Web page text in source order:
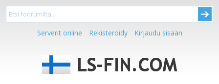
Serverit online Rekisteröidy Kirjaudu sisään